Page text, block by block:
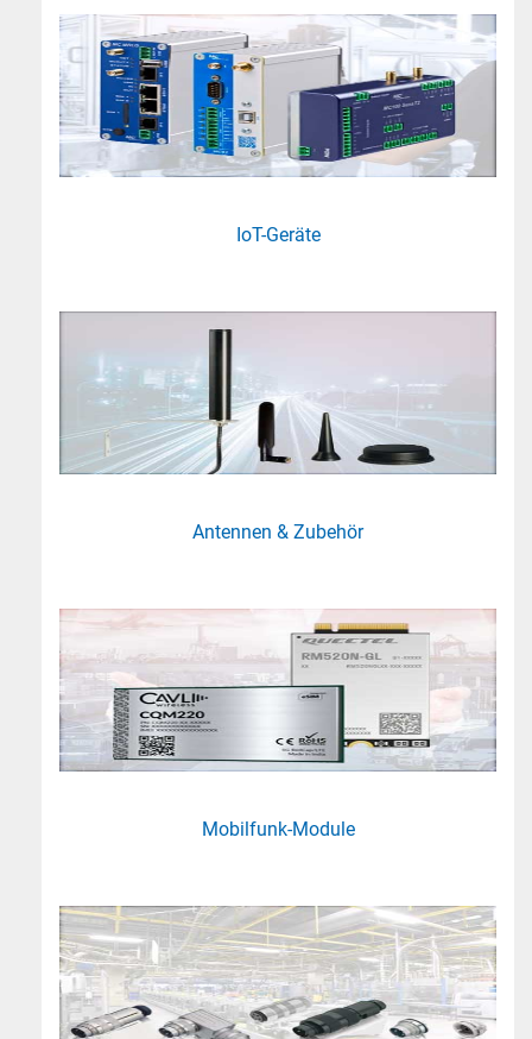
IoT-Geräte
Antennen & Zubehör
Mobilfunk-Module